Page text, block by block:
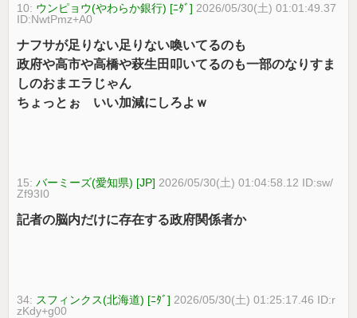
10: ウンピョウ(やわらか銀行) [ﾆﾀﾞ] 2026/05/30(土) 01:01:49.37
ID:NwtPmz+A0
ナフサが足りない足りない喚いてるのも
政府や高市や高橋や萩生田叩いてるのも一部のなりすま
しのおまエラじゃん
ちょっとぉ いい加減にしろよｗ
15:バーミーズ(愛知県) [JP] 2026/05/30(土) 01:04:58.12 ID:sw/
Zf93I0
記者の脳内だけに存在する政府関係者か
34: スフィンクス(北海道) [ﾆﾀﾞ] 2026/05/30(土) 01:25:17.46 ID:r
zKdy+g00